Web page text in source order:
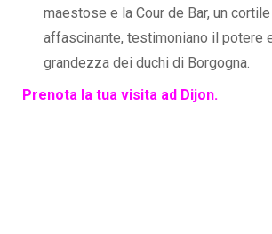
maestose e la Cour de Bar, un
affascinante, testimoniano il potere
grandezza dei duchi di Borgogna.
Prenota la tua visita ad Dijon.